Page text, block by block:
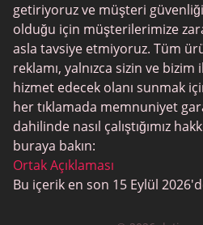
Lezbiyen Tarihleme
Siyah Tarihleme Siteleri
SugarDaddyMeet
LatinAmericanCupid
CatholicMatch
getiriyoruz ve müşteri
olduğu için müşterilerimize
asla tavsiye etmiyoruz. Tüm
reklamı, yalnızca sizin ve bizim
hizmet edecek olanı sunmak
her tıklamada memnuniyet
dahilinde nasıl çalıştığımız
buraya bakın:
Ortak Açıklaması
Bu içerik en son 15 Eylül